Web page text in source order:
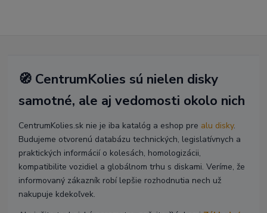
🧭 CentrumKolies sú nielen disky
samotné, ale aj vedomosti okolo nich
CentrumKolies.sk nie je iba katalóg a eshop pre alu disky.
Budujeme otvorenú databázu technických, legislatívnych a
praktických informácií o kolesách, homologizácii,
kompatibilite vozidiel a globálnom trhu s diskami. Veríme, že
informovaný zákazník robí lepšie rozhodnutia nech už
nakupuje kdekoľvek.